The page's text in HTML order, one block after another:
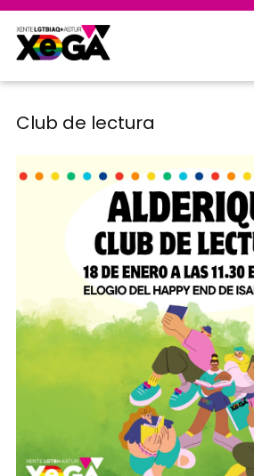
Club de lectura